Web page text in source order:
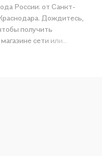
России: от Санкт-
Дождитесь,
получить
сети или